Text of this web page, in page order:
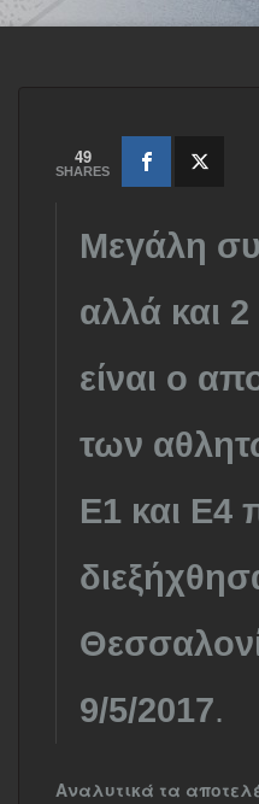
49
SHARES
Μεγάλη
αλλά και
είναι ο
των
Ε1 και Ε4
9/5/2017.
Αναλυτικά τα